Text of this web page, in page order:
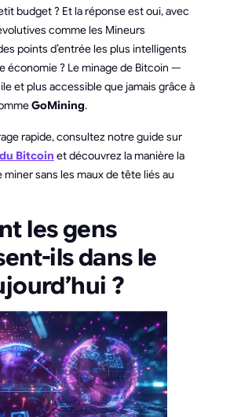
budget ? Et la réponse est oui, avec
comme les Mineurs
points d’entrée les plus intelligents
économie ? Le minage de Bitcoin —
et plus accessible que jamais grâce à
GoMining.
rapide, consultez notre guide sur
Bitcoin et découvrez la manière la
sans les maux de tête liés au
les gens
ils dans le
?